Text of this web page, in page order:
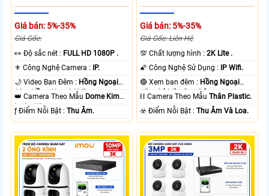
Giá bán: 5%-35%
Giá Gốc:
️👀 Độ sắc nét : FULL HD 1080P .
⚜️ Công Nghệ Camera :
IP.
🌙 Video Ban Đêm : Hồng Ngoại
10m Hồng Ngoại SMD.
👑 Camera Theo Mẫu Dome Kim
loại + Nhựa.
️ƒ Điểm Nỗi Bật :Thu Âm.
Giá bán: 5%-35%
Giá Gốc: Liên Hệ
💯 Chất lượng hình :2K Lite .
🌠 Công Nghệ Sử Dụng :
IP Wifi.
🔴 Xem ban đêm : Hồng Ngoại
15m Có Màu Ban Ðêm.
⛓ Camera Theo MẫuThân Plastic.
️☣️ Điểm Nỗi Bật :Thu Âm Và Loa.